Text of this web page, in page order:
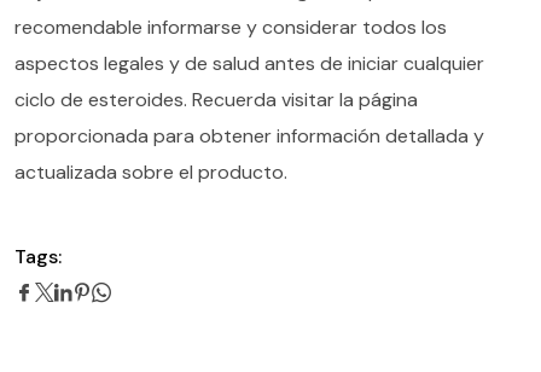
recomendable informarse y considerar todos los
aspectos legales y de salud antes de iniciar cualquier
ciclo de esteroides. Recuerda visitar la página
proporcionada para obtener información detallada y
actualizada sobre el producto.
Tags: